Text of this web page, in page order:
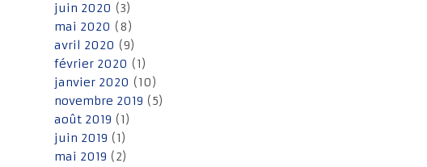
juin 2020 (3)
mai 2020 (8)
avril 2020 (9)
février 2020 (1)
janvier 2020 (10)
novembre 2019 (5)
août 2019 (1)
juin 2019 (1)
mai 2019 (2)